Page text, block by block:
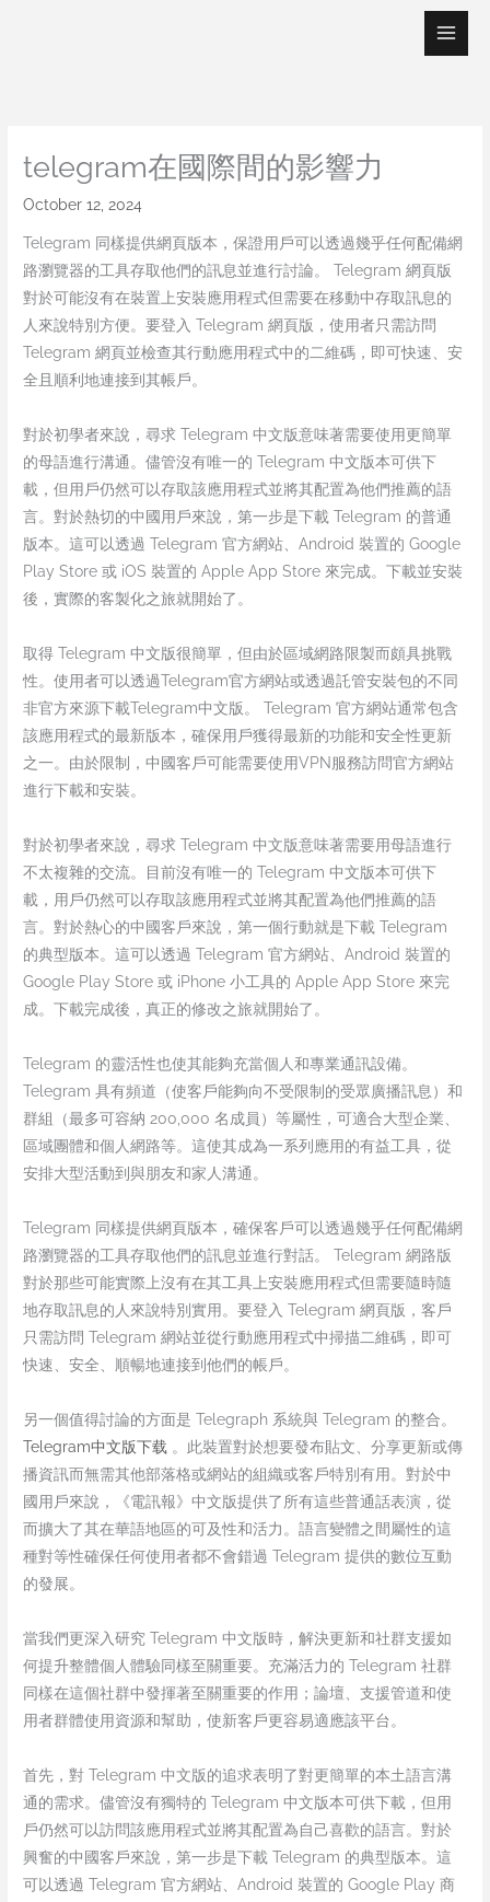
telegram在國際間的影響力
October 12, 2024
Telegram 同樣提供網頁版本，保證用戶可以透過幾乎任何配備網
路瀏覽器的工具存取他們的訊息並進行討論。 Telegram 網頁版
對於可能沒有在裝置上安裝應用程式但需要在移動中存取訊息的
人來說特別方便。要登入 Telegram 網頁版，使用者只需訪問
Telegram 網頁並檢查其行動應用程式中的二維碼，即可快速、安
全且順利地連接到其帳戶。
對於初學者來說，尋求 Telegram 中文版意味著需要使用更簡單
的母語進行溝通。儘管沒有唯一的 Telegram 中文版本可供下
載，但用戶仍然可以存取該應用程式並將其配置為他們推薦的語
言。對於熱切的中國用戶來說，第一步是下載 Telegram 的普通
版本。這可以透過 Telegram 官方網站、Android 裝置的 Google
Play Store 或 iOS 裝置的 Apple App Store 來完成。下載並安裝
後，實際的客製化之旅就開始了。
取得 Telegram 中文版很簡單，但由於區域網路限製而頗具挑戰
性。使用者可以透過Telegram官方網站或透過託管安裝包的不同
非官方來源下載Telegram中文版。 Telegram 官方網站通常包含
該應用程式的最新版本，確保用戶獲得最新的功能和安全性更新
之一。由於限制，中國客戶可能需要使用VPN服務訪問官方網站
進行下載和安裝。
對於初學者來說，尋求 Telegram 中文版意味著需要用母語進行
不太複雜的交流。目前沒有唯一的 Telegram 中文版本可供下
載，用戶仍然可以存取該應用程式並將其配置為他們推薦的語
言。對於熱心的中國客戶來說，第一個行動就是下載 Telegram
的典型版本。這可以透過 Telegram 官方網站、Android 裝置的
Google Play Store 或 iPhone 小工具的 Apple App Store 來完
成。下載完成後，真正的修改之旅就開始了。
Telegram 的靈活性也使其能夠充當個人和專業通訊設備。
Telegram 具有頻道（使客戶能夠向不受限制的受眾廣播訊息）和
群組（最多可容納 200,000 名成員）等屬性，可適合大型企業、
區域團體和個人網路等。這使其成為一系列應用的有益工具，從
安排大型活動到與朋友和家人溝通。
Telegram 同樣提供網頁版本，確保客戶可以透過幾乎任何配備網
路瀏覽器的工具存取他們的訊息並進行對話。 Telegram 網路版
對於那些可能實際上沒有在其工具上安裝應用程式但需要隨時隨
地存取訊息的人來說特別實用。要登入 Telegram 網頁版，客戶
只需訪問 Telegram 網站並從行動應用程式中掃描二維碼，即可
快速、安全、順暢地連接到他們的帳戶。
另一個值得討論的方面是 Telegraph 系統與 Telegram 的整合。
Telegram中文版下载 。此裝置對於想要發布貼文、分享更新或傳
播資訊而無需其他部落格或網站的組織或客戶特別有用。對於中
國用戶來說，《電訊報》中文版提供了所有這些普通話表演，從
而擴大了其在華語地區的可及性和活力。語言變體之間屬性的這
種對等性確保任何使用者都不會錯過 Telegram 提供的數位互動
的發展。
當我們更深入研究 Telegram 中文版時，解決更新和社群支援如
何提升整體個人體驗同樣至關重要。充滿活力的 Telegram 社群
同樣在這個社群中發揮著至關重要的作用；論壇、支援管道和使
用者群體使用資源和幫助，使新客戶更容易適應該平台。
首先，對 Telegram 中文版的追求表明了對更簡單的本土語言溝
通的需求。儘管沒有獨特的 Telegram 中文版本可供下載，但用
戶仍然可以訪問該應用程式並將其配置為自己喜歡的語言。對於
興奮的中國客戶來說，第一步是下載 Telegram 的典型版本。這
可以透過 Telegram 官方網站、Android 裝置的 Google Play 商